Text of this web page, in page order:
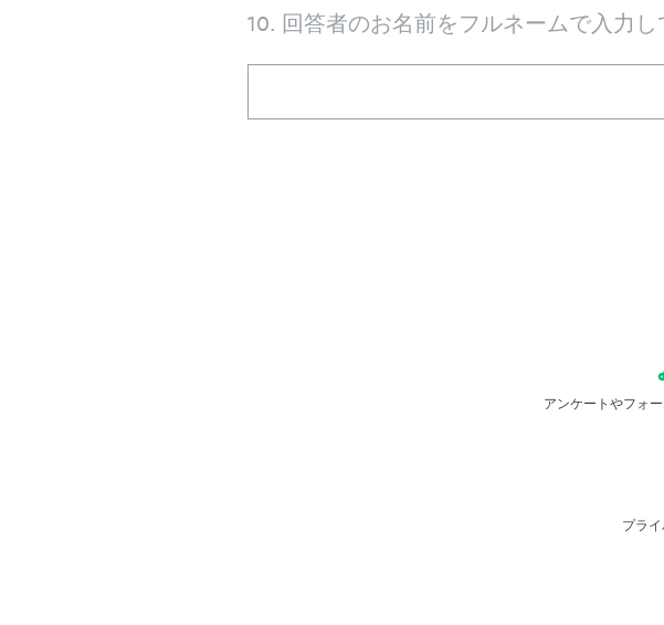
10. 回答者のお名前をフルネームで入力
アンケートやフォ
プラ